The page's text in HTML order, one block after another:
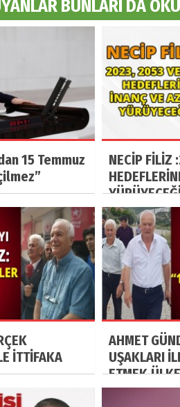
BUNLARI DA
15 Temmuz
NECİP
İTTİFAKA
AHMET
UŞAKLARI
ÖNCELİKLİ